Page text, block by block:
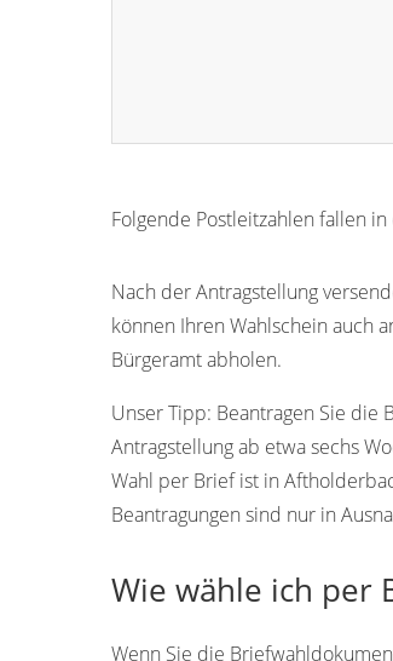
Folgende Postleitzahlen fallen
Nach der Antragstellung
können Ihren Wahlschein auch
Bürgeramt abholen.
Unser Tipp: Beantragen Sie die
Antragstellung ab etwa sechs
Wahl per Brief ist in
Beantragungen sind nur in
Wie wähle ich per
Wenn Sie die